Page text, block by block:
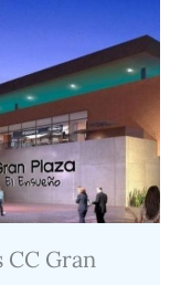
Gran